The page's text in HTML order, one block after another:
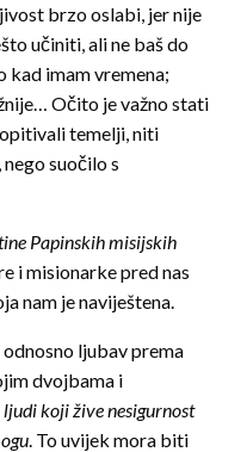
brzo oslabi, jer nije
učiniti, ali ne baš do
kad imam vremena;
Očito je važno stati
temelji, niti
suočilo s
Papinskih misijskih
i misionarke pred nas
nam je naviještena.
ljubav prema
dvojbama i
ljudi koji žive nesigurnost
. To uvijek mora biti